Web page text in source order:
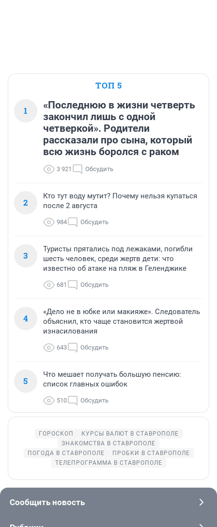
ТОП 5
1
«Последнюю в жизни четверть
закончил лишь с одной
четверкой». Родители
рассказали про сына, который
всю жизнь боролся с раком
3 921 Обсудить
2
Кто тут воду мутит? Почему нельзя купаться
после 2 августа
984 Обсудить
3
Туристы прятались под лежаками, погибли
шесть человек, среди жертв дети: что
известно об атаке на пляж в Геленджике
681 Обсудить
4
«Дело не в юбке или макияже». Следователь
объяснил, кто чаще становится жертвой
изнасилования
643 Обсудить
5
Что мешает получать большую пенсию:
список главных ошибок
510 Обсудить
ГОРОСКОП
КУРСЫ ВАЛЮТ В СТАВРОПОЛЕ
ЗНАКОМСТВА В СТАВРОПОЛЕ
ПОГОДА В СТАВРОПОЛЕ
ПРОБКИ В СТАВРОПОЛЕ
ТЕЛЕПРОГРАММА В СТАВРОПОЛЕ
Сообщить новость